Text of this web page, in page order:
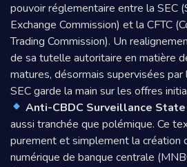
pouvoir réglementaire entre la SEC
Exchange Commission) et la CFTC
Trading Commission). Un
de sa tutelle autoritaire en matière
matures, désormais supervisées par
SEC garde la main sur les offres
Anti-CBDC Surveillance
aussi tranchée que polémique. Ce
purement et simplement la création
numérique de banque centrale